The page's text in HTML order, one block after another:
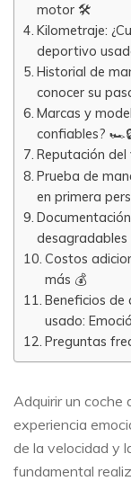
motor 🛠️
Kilometraje:
deportivo
Historial de
conocer su
Marcas y
confiables?
Reputación del
Prueba de
en primera
desagradables
Costos
más 💰
Beneficios
usado:
Preguntas
Adquirir un coche
experiencia
de la velocidad y
fundamental